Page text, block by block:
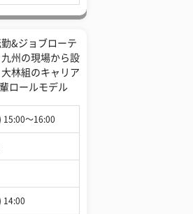
勤&ジョブローテ
州の現場から設
林組のキャリア
ロールモデル
15:00〜16:00
14:00